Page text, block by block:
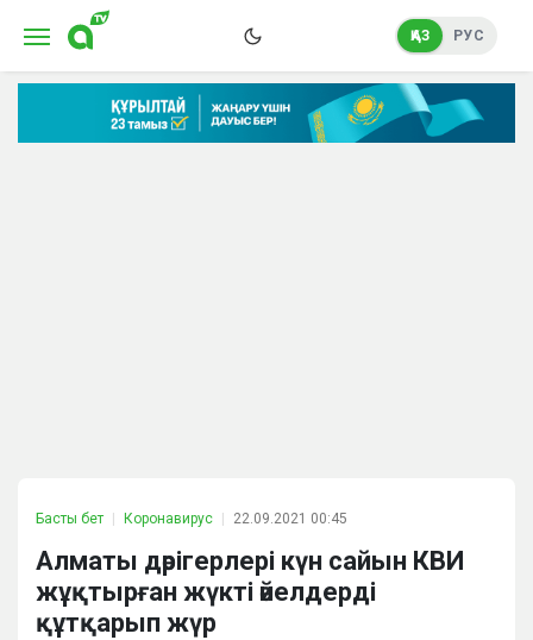
ҚАЗ РУС
Басты бет Коронавирус 22.09.2021 00:45
Алматы дәрігерлері күн сайын КВИ
жұқтырған жүкті әйелдерді
құтқарып жүр